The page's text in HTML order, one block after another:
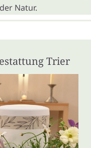
Natur.
Trier